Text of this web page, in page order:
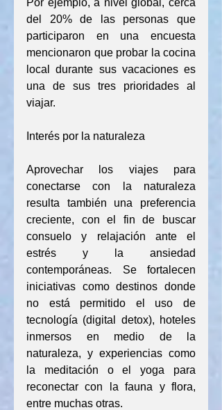
del 20% de las personas que
participaron en una encuesta
mencionaron que probar la cocina
local durante sus vacaciones es
una de sus tres prioridades al
viajar.
Interés por la naturaleza
Aprovechar los viajes para
conectarse con la naturaleza
resulta también una preferencia
creciente, con el fin de buscar
consuelo y relajación ante el
estrés y la ansiedad
contemporáneas. Se fortalecen
iniciativas como destinos donde
no está permitido el uso de
tecnología (digital detox), hoteles
inmersos en medio de la
naturaleza, y experiencias como
la meditación o el yoga para
reconectar con la fauna y flora,
entre muchas otras.